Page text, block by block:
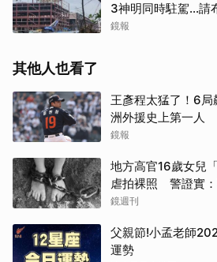
3神明同時駐駕...請
鏡報
其他人也看了
王彥程太猛了！6
洲外援史上第一人
鏡報
地方高官16歲女兒
虐拍裸照 警證實
鏡週刊
父親節!小孟老師
運勢